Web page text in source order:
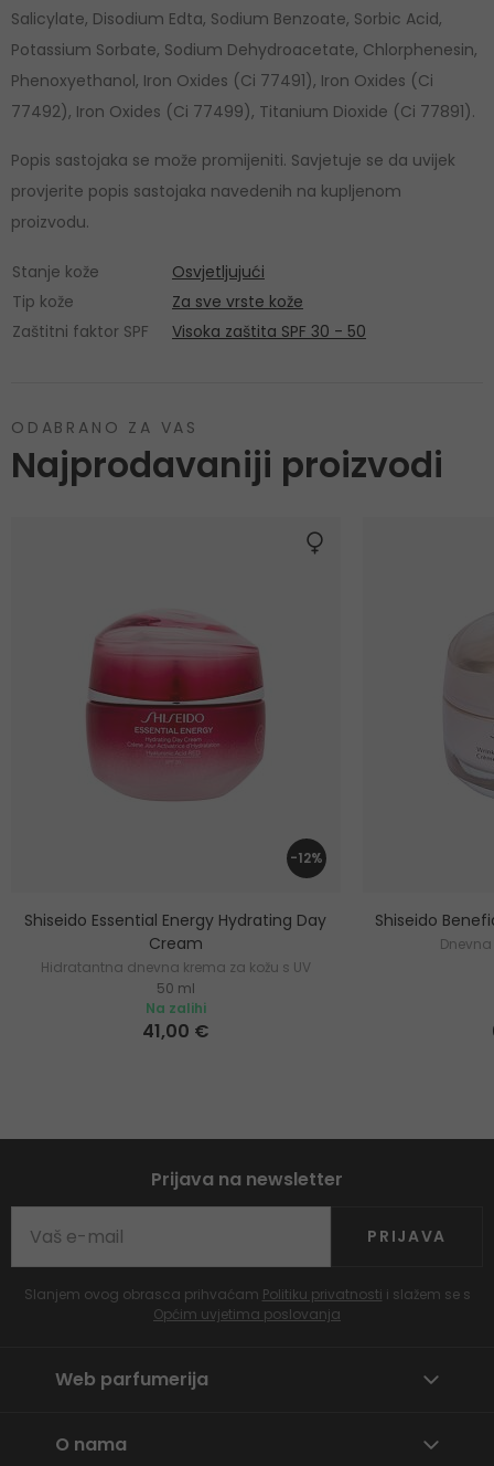
Salicylate, Disodium Edta, Sodium Benzoate, Sorbic Acid,
Potassium Sorbate, Sodium Dehydroacetate, Chlorphenesin,
Phenoxyethanol, Iron Oxides (Ci 77491), Iron Oxides (Ci
77492), Iron Oxides (Ci 77499), Titanium Dioxide (Ci 77891).
Popis sastojaka se može promijeniti. Savjetuje se da uvijek
provjerite popis sastojaka navedenih na kupljenom
proizvodu.
Stanje kože
Osvjetljujući
Tip kože
Za sve vrste kože
Zaštitni faktor SPF
Visoka zaštita SPF 30 - 50
ODABRANO ZA VAS
Najprodavaniji proizvodi
-12%
Shiseido Essential Energy Hydrating Day
Cream
Hidratantna dnevna krema za kožu s UV
zaštitom
50 ml
Na zalihi
41,00 €
Shiseido
Prijava na newsletter
PRIJAVA
Slanjem ovog obrasca prihvaćam Politiku privatnosti i slažem se s
Općim uvjetima poslovanja
Web parfumerija
O nama